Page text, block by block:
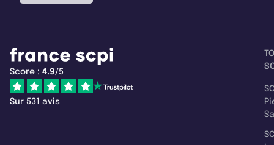
Score : 4.9/5
Sur 531 avis